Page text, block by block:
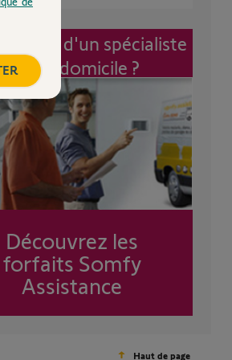
d'un spécialiste
à mon domicile ?
Découvrez les
forfaits Somfy
Assistance
Haut de page